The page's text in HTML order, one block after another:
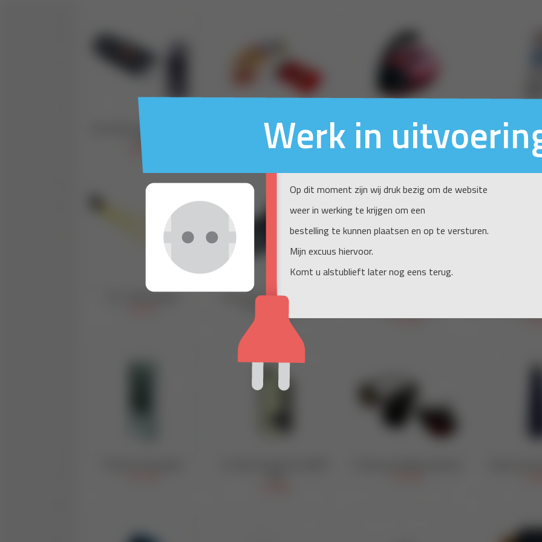
Werk in
Op dit moment zijn wij druk bezig om de website
weer in werking te krijgen om een
bestelling te kunnen plaatsen en op te versturen.
Mijn excuus hiervoor.
Komt u alstublieft later nog eens terug.